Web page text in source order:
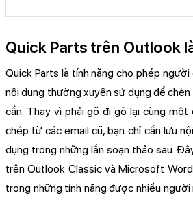
Quick Parts trên Outlook
Quick Parts là tính năng cho phép người
nội dung thường xuyên sử dụng để chèn
cần. Thay vì phải gõ đi gõ lại cùng một
chép từ các email cũ, bạn chỉ cần lưu
dụng trong những lần soạn thảo sau.
trên Outlook Classic và Microsoft
trong những tính năng được nhiều